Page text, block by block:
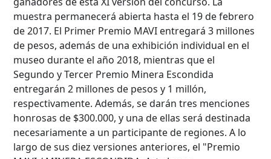
muestra permanecerá abierta hasta el 19 de febrero
de 2017. El Primer Premio MAVI entregará 3 millones
de pesos, además de una exhibición individual en el
museo durante el año 2018, mientras que el
Segundo y Tercer Premio Minera Escondida
entregarán 2 millones de pesos y 1 millón,
respectivamente. Además, se darán tres menciones
honrosas de $300.000, y una de ellas será destinada
necesariamente a un participante de regiones. A lo
largo de sus diez versiones anteriores, el "Premio
Desde...
Hasta...